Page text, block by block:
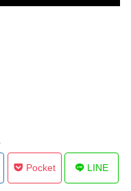
Pocket LINE